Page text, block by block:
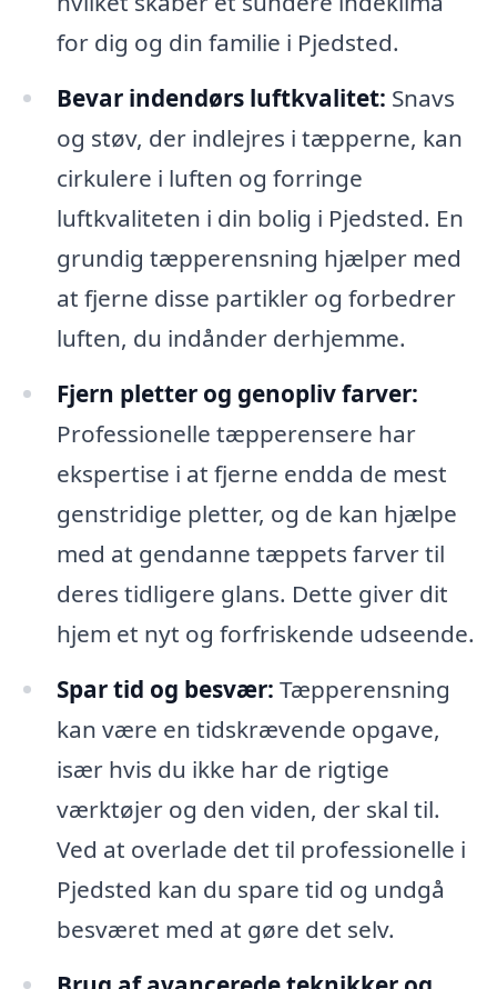
for dig og din familie i Pjedsted.
Bevar indendørs luftkvalitet: Snavs
og støv, der indlejres i tæpperne, kan
cirkulere i luften og forringe
luftkvaliteten i din bolig i Pjedsted. En
grundig tæpperensning hjælper med
at fjerne disse partikler og forbedrer
luften, du indånder derhjemme.
Fjern pletter og genopliv farver:
Professionelle tæpperensere har
ekspertise i at fjerne endda de mest
genstridige pletter, og de kan hjælpe
med at gendanne tæppets farver til
deres tidligere glans. Dette giver dit
hjem et nyt og forfriskende udseende.
Spar tid og besvær: Tæpperensning
kan være en tidskrævende opgave,
især hvis du ikke har de rigtige
værktøjer og den viden, der skal til.
Ved at overlade det til professionelle i
Pjedsted kan du spare tid og undgå
besværet med at gøre det selv.